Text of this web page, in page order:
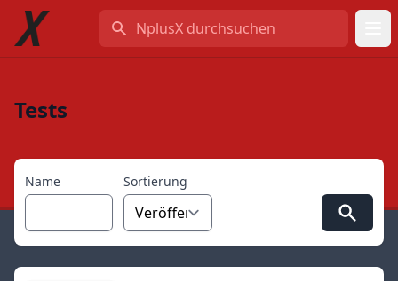
NplusX durchsuchen
Tests
Name Sortierung